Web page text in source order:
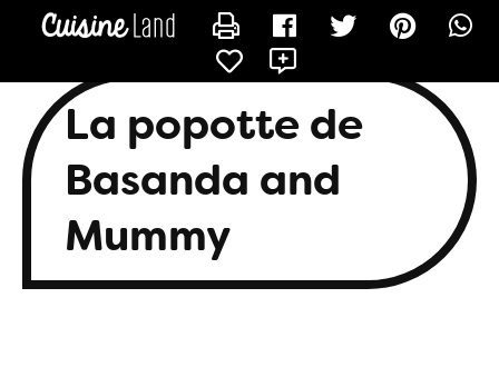
La popotte de
Basanda and
Mummy
CONTACTER BASANDA